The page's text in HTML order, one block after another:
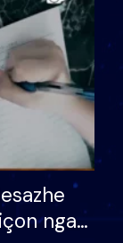
nga